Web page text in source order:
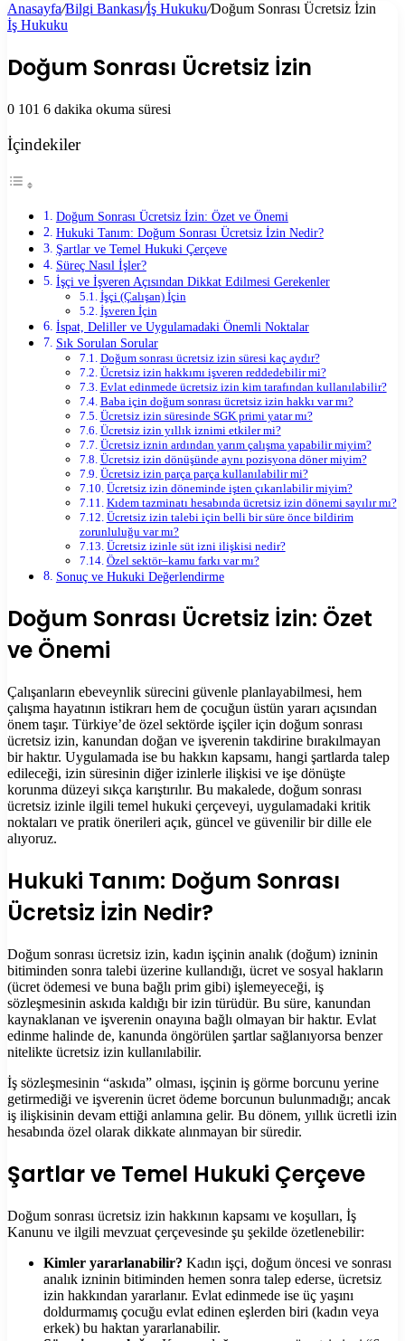
Anasayfa/Bilgi Bankası/İş Hukuku/Doğum Sonrası Ücretsiz İzin
İş Hukuku
Doğum Sonrası Ücretsiz İzin
0 101 6 dakika okuma süresi
İçindekiler
Doğum Sonrası Ücretsiz İzin: Özet ve Önemi
Hukuki Tanım: Doğum Sonrası Ücretsiz İzin Nedir?
Şartlar ve Temel Hukuki Çerçeve
Süreç Nasıl İşler?
İşçi ve İşveren Açısından Dikkat Edilmesi Gerekenler
İşçi (Çalışan) İçin
İşveren İçin
İspat, Deliller ve Uygulamadaki Önemli Noktalar
Sık Sorulan Sorular
Doğum sonrası ücretsiz izin süresi kaç aydır?
Ücretsiz izin hakkımı işveren reddedebilir mi?
Evlat edinmede ücretsiz izin kim tarafından kullanılabilir?
Baba için doğum sonrası ücretsiz izin hakkı var mı?
Ücretsiz izin süresinde SGK primi yatar mı?
Ücretsiz izin yıllık iznimi etkiler mi?
Ücretsiz iznin ardından yarım çalışma yapabilir miyim?
Ücretsiz izin dönüşünde aynı pozisyona döner miyim?
Ücretsiz izin parça parça kullanılabilir mi?
Ücretsiz izin döneminde işten çıkarılabilir miyim?
Kıdem tazminatı hesabında ücretsiz izin dönemi sayılır mı?
Ücretsiz izin talebi için belli bir süre önce bildirim
zorunluluğu var mı?
Ücretsiz izinle süt izni ilişkisi nedir?
Özel sektör–kamu farkı var mı?
Sonuç ve Hukuki Değerlendirme
Doğum Sonrası Ücretsiz İzin: Özet
ve Önemi
Çalışanların ebeveynlik sürecini güvenle planlayabilmesi, hem
çalışma hayatının istikrarı hem de çocuğun üstün yararı açısından
önem taşır. Türkiye’de özel sektörde işçiler için doğum sonrası
ücretsiz izin, kanundan doğan ve işverenin takdirine bırakılmayan
bir haktır. Uygulamada ise bu hakkın kapsamı, hangi şartlarda talep
edileceği, izin süresinin diğer izinlerle ilişkisi ve işe dönüşte
korunma düzeyi sıkça karıştırılır. Bu makalede, doğum sonrası
ücretsiz izinle ilgili temel hukuki çerçeveyi, uygulamadaki kritik
noktaları ve pratik önerileri açık, güncel ve güvenilir bir dille ele
alıyoruz.
Hukuki Tanım: Doğum Sonrası
Ücretsiz İzin Nedir?
Doğum sonrası ücretsiz izin, kadın işçinin analık (doğum) izninin
bitiminden sonra talebi üzerine kullandığı, ücret ve sosyal hakların
(ücret ödemesi ve buna bağlı prim gibi) işlemeyeceği, iş
sözleşmesinin askıda kaldığı bir izin türüdür. Bu süre, kanundan
kaynaklanan ve işverenin onayına bağlı olmayan bir haktır. Evlat
edinme halinde de, kanunda öngörülen şartlar sağlanıyorsa benzer
nitelikte ücretsiz izin kullanılabilir.
İş sözleşmesinin “askıda” olması, işçinin iş görme borcunu yerine
getirmediği ve işverenin ücret ödeme borcunun bulunmadığı; ancak
iş ilişkisinin devam ettiği anlamına gelir. Bu dönem, yıllık ücretli izin
hesabında özel olarak dikkate alınmayan bir süredir.
Şartlar ve Temel Hukuki Çerçeve
Doğum sonrası ücretsiz izin hakkının kapsamı ve koşulları, İş
Kanunu ve ilgili mevzuat çerçevesinde şu şekilde özetlenebilir:
Kimler yararlanabilir? Kadın işçi, doğum öncesi ve sonrası
analık izninin bitiminden hemen sonra talep ederse, ücretsiz
izin hakkından yararlanır. Evlat edinmede ise üç yaşını
doldurmamış çocuğu evlat edinen eşlerden biri (kadın veya
erkek) bu haktan yararlanabilir.